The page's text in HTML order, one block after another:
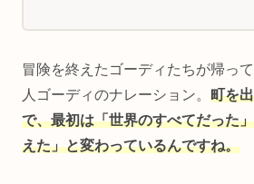
冒険を終えたゴーディたちが帰っ
人ゴーディのナレーション。 町を
で、最初は「世界のすべてだった
えた」と変わっているんですね。